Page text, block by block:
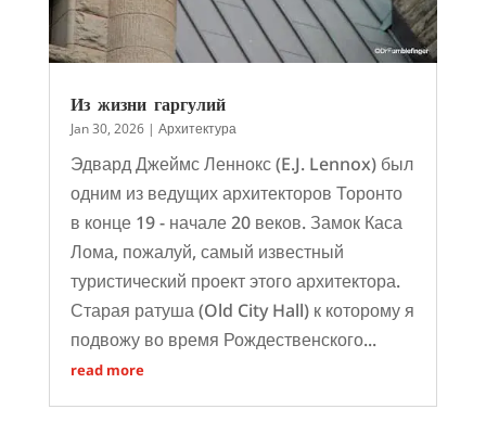
Из жизни гаргулий
Jan 30, 2026| Архитектура
Эдвард Джеймс Леннокс (E.J. Lennox) был
одним из ведущих архитекторов Торонто
в конце 19 - начале 20 веков. Замок Каса
Лома, пожалуй, самый известный
туристический проект этого архитектора.
Старая ратуша (Old City Hall) к которому я
подвожу во время Рождественского...
read more